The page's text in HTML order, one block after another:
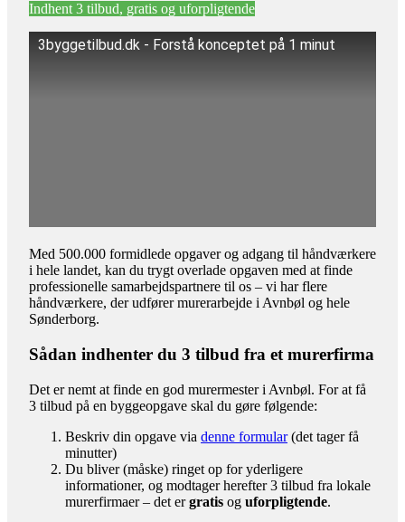
Indhent 3 tilbud, gratis og uforpligtende
3byggetilbud.dk - Forstå konceptet på 1 minut
Med 500.000 formidlede opgaver og adgang til håndværkere
i hele landet, kan du trygt overlade opgaven med at finde
professionelle samarbejdspartnere til os – vi har flere
håndværkere, der udfører murerarbejde i Avnbøl og hele
Sønderborg.
Sådan indhenter du 3 tilbud fra et murerfirma
Det er nemt at finde en god murermester i Avnbøl. For at få
3 tilbud på en byggeopgave skal du gøre følgende:
Beskriv din opgave via denne formular(det tager få
minutter)
Du bliver (måske) ringet op for yderligere
informationer, og modtager herefter 3 tilbud fra lokale
murerfirmaer – det ergratis og uforpligtende.